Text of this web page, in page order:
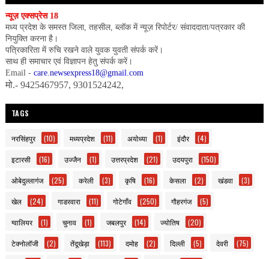
न्यूज़ एक्सप्रेस 18
मध्य प्रदेश के समस्त जिला, तहसील, ब्लॉक में न्यूज़ रिपोर्टर/ संवाददाता/पत्रकार की
नियुक्ति करना है।
पत्रिकारिता में रुचि रखने वाले युवक युवती संपर्क करें।
साथ ही समाचार एवं विज्ञापन हेतु संपर्क करें।
Email - care.newsexpress18@gmail.com
मो.- 9425467957, 9301524242,
TAGS
नरसिंहपुर (10) मध्यप्रदेश (11) अयोध्या (1) इंदौर (4)
इटारसी (16) उज्जैन (1) उत्तरप्रदेश (21) उदयपुरा (150)
ओबेदुल्लागंज (25) करेली (3) कृषि (16) केसला (2) खंडवा (3)
खेल (24) गाडरवारा (11) गोटेगाँव (250) गौहरगंज (5)
ग्वालियर (1) चुनाव (1) जबलपुर (14) ज्योतिष (20)
टेक्नोलॉजी (2) तेंदूखेड़ा (113) दमोह (2) दिल्ली (5) देवरी (75)